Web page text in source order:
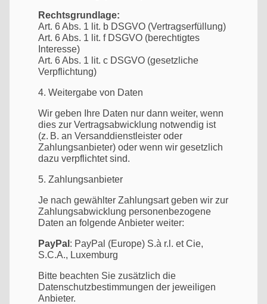
Rechtsgrundlage:
Art. 6 Abs. 1 lit. b DSGVO (Vertragserfüllung)
Art. 6 Abs. 1 lit. f DSGVO (berechtigtes
Interesse)
Art. 6 Abs. 1 lit. c DSGVO (gesetzliche
Verpflichtung)
4. Weitergabe von Daten
Wir geben Ihre Daten nur dann weiter, wenn
dies zur Vertragsabwicklung notwendig ist
(z. B. an Versanddienstleister oder
Zahlungsanbieter) oder wenn wir gesetzlich
dazu verpflichtet sind.
5. Zahlungsanbieter
Je nach gewählter Zahlungsart geben wir zur
Zahlungsabwicklung personenbezogene
Daten an folgende Anbieter weiter:
PayPal : PayPal (Europe) S.à r.l. et Cie,
S.C.A., Luxemburg
Bitte beachten Sie zusätzlich die
Datenschutzbestimmungen der jeweiligen
Anbieter.